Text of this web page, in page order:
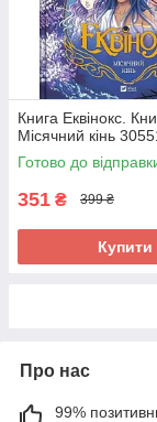
Книга Еквінокс.
Місячний кінь
Готово до
351 ₴ 399 ₴
Купити
Про нас
99%